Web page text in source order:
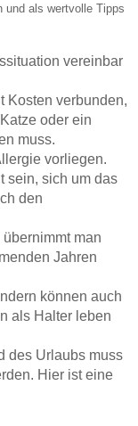
und als wertvolle Tipps
vereinbar
Kosten verbunden,
oder ein
muss.
vorliegen.
sein, sich um das
den
man
Jahren
können auch
als Halter leben
des Urlaubs muss
Hier ist eine